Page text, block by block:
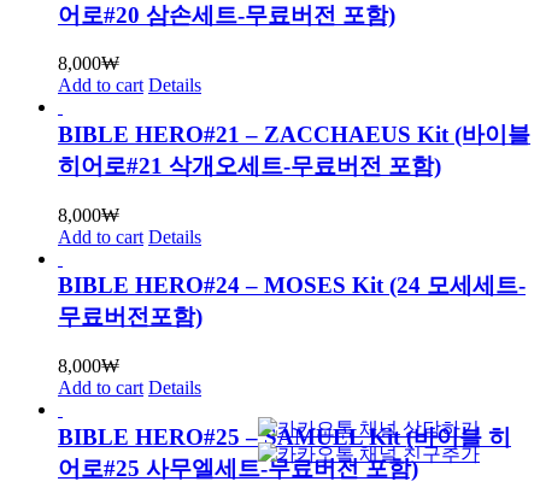
어로#20 삼손세트-무료버전 포함)
8,000₩
Add to cart Details
BIBLE HERO#21 – ZACCHAEUS Kit (바이블
히어로#21 삭개오세트-무료버전 포함)
8,000₩
Add to cart Details
BIBLE HERO#24 – MOSES Kit (24 모세세트-
무료버전포함)
8,000₩
Add to cart Details
BIBLE HERO#25 – SAMUEL Kit (바이블 히
어로#25 사무엘세트-무료버전 포함)